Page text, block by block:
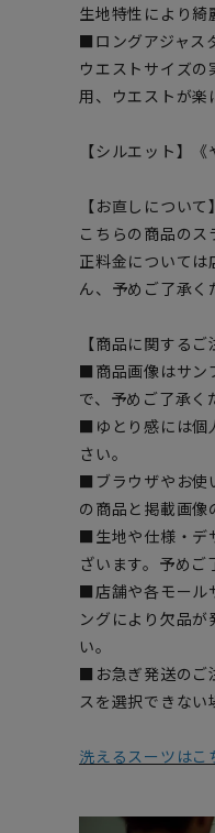
生地特性により綺
■ロングアジャス
ウエストサイズ
用、ウエストが楽
【シルエット】
【お直しについて】
こちらの商品の
正料金について
ん、予めご了承く
【商品に関するご
■商品画像はサン
で、予めご了承く
■ゆとり感には個
さい。
■ブラウザやお使
の商品と掲載画像
■生地や仕様・デ
ざいます。予めご
■店舗や各モール
ングにより欠品
い。
■お急ぎ発送のご
スを選択できない
洗えるスーツはこ